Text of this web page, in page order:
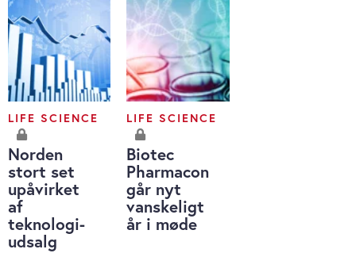
LIFE SCIENCE
Norden
stort set
upåvirket
af
teknologi-
udsalg
LIFE SCIENCE
Biotec
Pharmacon
går nyt
vanskeligt
år i møde